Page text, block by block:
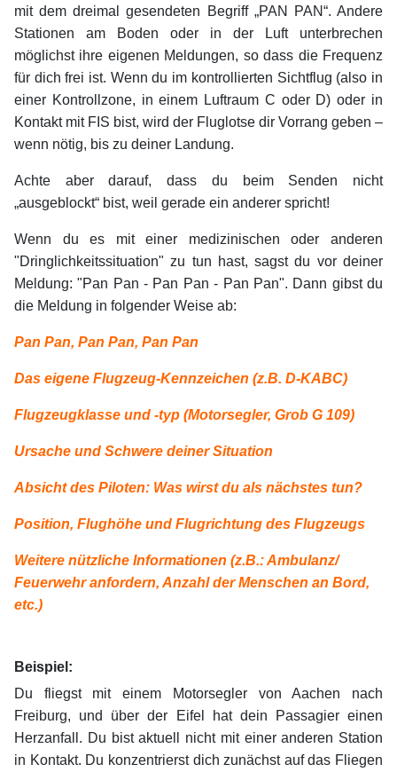
mit dem dreimal gesendeten Begriff „PAN PAN“. Andere
Stationen am Boden oder in der Luft unterbrechen
möglichst ihre eigenen Meldungen, so dass die Frequenz
für dich frei ist. Wenn du im kontrollierten Sichtflug (also in
einer Kontrollzone, in einem Luftraum C oder D) oder in
Kontakt mit FIS bist, wird der Fluglotse dir Vorrang geben –
wenn nötig, bis zu deiner Landung.
Achte aber darauf, dass du beim Senden nicht
„ausgeblockt“ bist, weil gerade ein anderer spricht!
Wenn du es mit einer medizinischen oder anderen
"Dringlichkeitssituation" zu tun hast, sagst du vor deiner
Meldung: "Pan Pan - Pan Pan - Pan Pan". Dann gibst du
die Meldung in folgender Weise ab:
Pan Pan, Pan Pan, Pan Pan
Das eigene Flugzeug-Kennzeichen (z.B. D-KABC)
Flugzeugklasse und -typ (Motorsegler, Grob G 109)
Ursache und Schwere deiner Situation
Absicht des Piloten: Was wirst du als nächstes tun?
Position, Flughöhe und Flugrichtung des Flugzeugs
Weitere nützliche Informationen (z.B.: Ambulanz/
Feuerwehr anfordern, Anzahl der Menschen an Bord,
etc.)
Beispiel:
Du fliegst mit einem Motorsegler von Aachen nach
Freiburg, und über der Eifel hat dein Passagier einen
Herzanfall. Du bist aktuell nicht mit einer anderen Station
in Kontakt. Du konzentrierst dich zunächst auf das Fliegen